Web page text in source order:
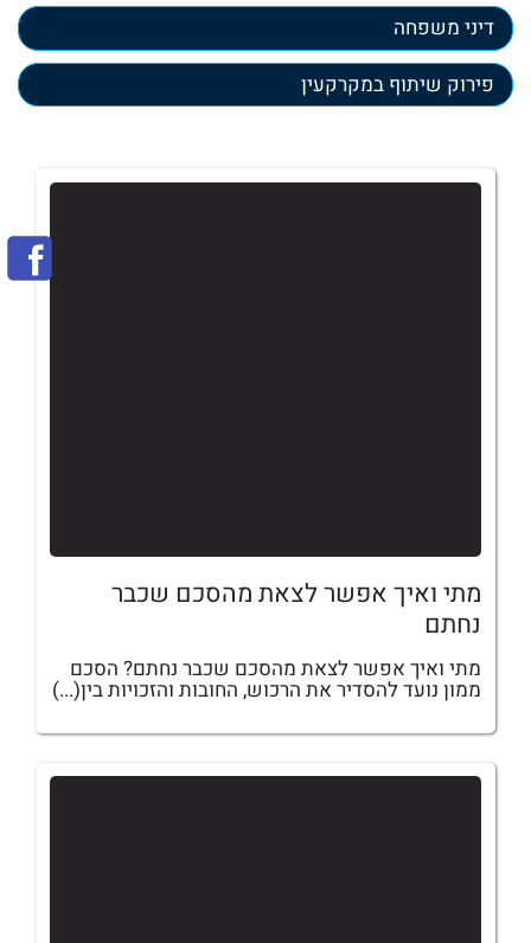
דיני משפחה
פירוק שיתוף במקרקעין
מתי ואיך אפשר לצאת מהסכם שכבר
נחתם
מתי ואיך אפשר לצאת מהסכם שכבר נחתם? הסכם
ממון נועד להסדיר את הרכוש, החובות והזכויות בין(...)